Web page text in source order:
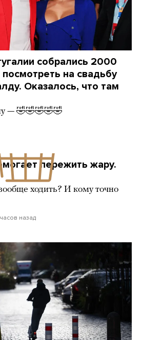
собрались 2000
на свадьбу
Оказалось, что там
— 🤣🤣🤣🤣🤣
пережить жару.
ходить? И кому точно
назад